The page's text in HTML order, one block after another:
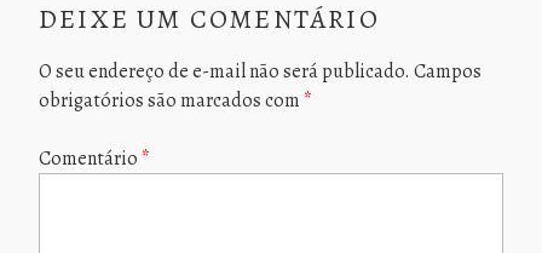
DEIXE UM COMENTÁRIO
O seu endereço de e-mail não será publicado. Campos
obrigatórios são marcados com *
Comentário *